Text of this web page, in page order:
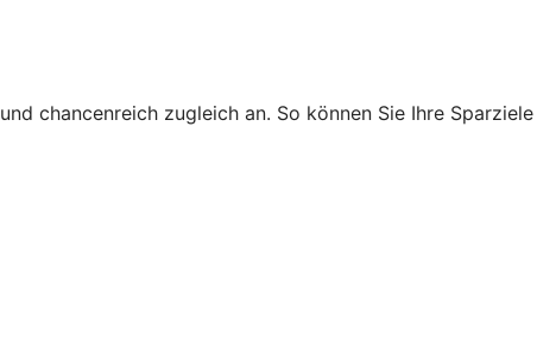
chancenreich zugleich an. So können Sie Ihre Sparziele